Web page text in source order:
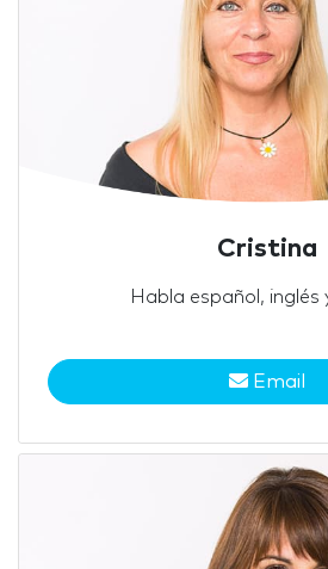
Cristina
Habla español, inglés
Email